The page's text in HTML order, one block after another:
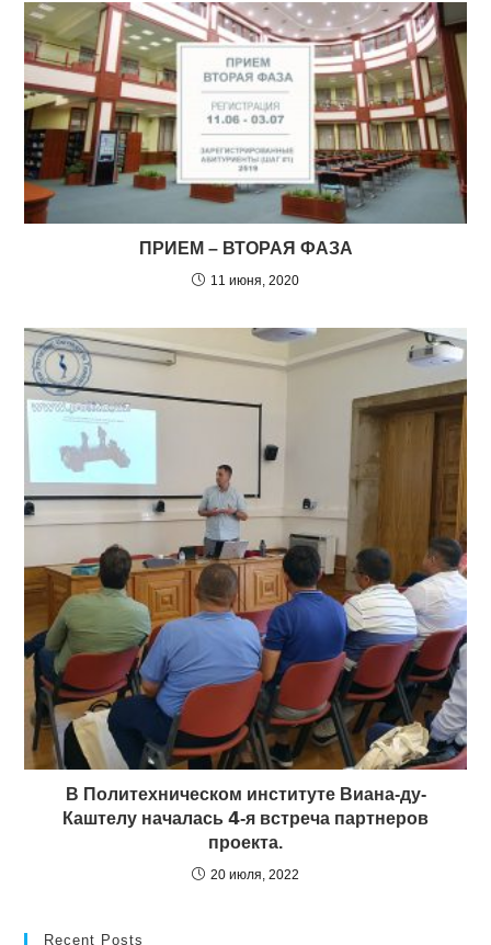
ПРИЕМ – ВТОРАЯ ФАЗА
11 июня, 2020
В Политехническом институте Виана-ду-
Каштелу началась 𝟰-я встреча партнеров
проекта.
20 июля, 2022
Recent Posts